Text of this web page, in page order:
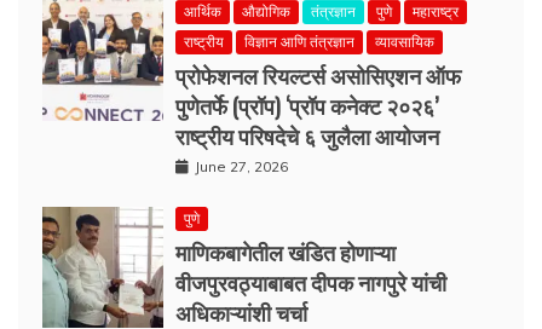
आर्थिक औद्योगिक तंत्रज्ञान पुणे
महाराष्ट्र
राष्ट्रीय
विज्ञान आणि तंत्रज्ञान व्यावसायिक
प्रोफेशनल रियल्टर्स असोसिएशन ऑफ
पुणेतर्फे (प्रॉप) ‘प्रॉप कनेक्ट २०२६’
राष्ट्रीय परिषदेचे ६ जुलैला आयोजन
June 27, 2026
पुणे
माणिकबागेतील खंडित होणाऱ्या
वीजपुरवठ्याबाबत दीपक नागपुरे यांची
अधिकाऱ्यांशी चर्चा